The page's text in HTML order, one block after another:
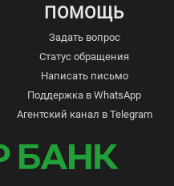
ПОМОЩЬ
Задать вопрос
Статус обращения
Написать письмо
Поддержка в WhatsApp
Агентский канал в Telegram